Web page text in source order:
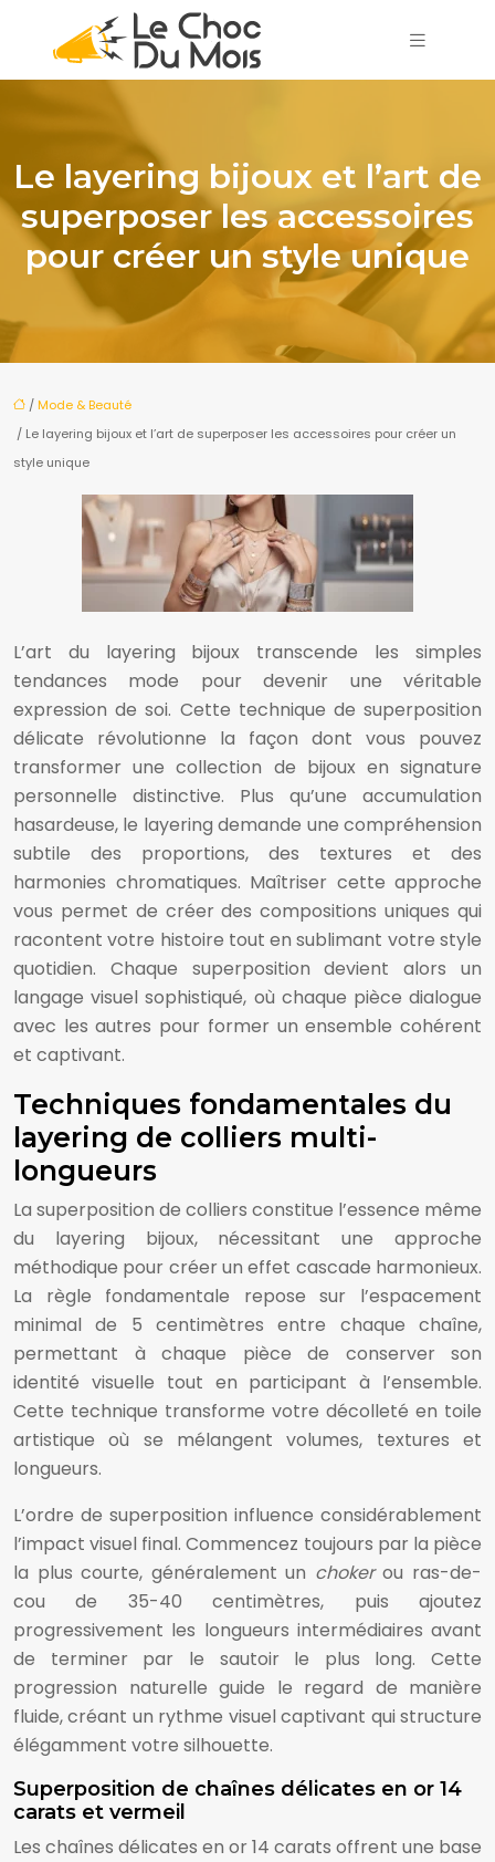
Le layering bijoux et l’art de
superposer les accessoires
pour créer un style unique
/Mode & Beauté
/ Le layering bijoux et l’art de superposer les accessoires pour créer un
style unique
L’art du layering bijoux transcende les simples
tendances mode pour devenir une véritable
expression de soi. Cette technique de superposition
délicate révolutionne la façon dont vous pouvez
transformer une collection de bijoux en signature
personnelle distinctive. Plus qu’une accumulation
hasardeuse, le layering demande une compréhension
subtile des proportions, des textures et des
harmonies chromatiques. Maîtriser cette approche
vous permet de créer des compositions uniques qui
racontent votre histoire tout en sublimant votre style
quotidien. Chaque superposition devient alors un
langage visuel sophistiqué, où chaque pièce dialogue
avec les autres pour former un ensemble cohérent
et captivant.
Techniques fondamentales du
layering de colliers multi-
longueurs
La superposition de colliers constitue l’essence même
du layering bijoux, nécessitant une approche
méthodique pour créer un effet cascade harmonieux.
La règle fondamentale repose sur l’espacement
minimal de 5 centimètres entre chaque chaîne,
permettant à chaque pièce de conserver son
identité visuelle tout en participant à l’ensemble.
Cette technique transforme votre décolleté en toile
artistique où se mélangent volumes, textures et
longueurs.
L’ordre de superposition influence considérablement
l’impact visuel final. Commencez toujours par la pièce
la plus courte, généralement un chokerou ras-de-
cou de 35-40 centimètres, puis ajoutez
progressivement les longueurs intermédiaires avant
de terminer par le sautoir le plus long. Cette
progression naturelle guide le regard de manière
fluide, créant un rythme visuel captivant qui structure
élégamment votre silhouette.
Superposition de chaînes délicates en or 14
carats et vermeil
Les chaînes délicates en or 14 carats offrent une base